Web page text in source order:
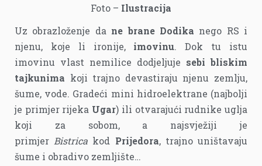
Foto – Ilustracija
Uz obrazloženje da ne brane Dodika nego RS i
njenu, koje li ironije, imovinu. Dok tu istu
imovinu vlast nemilice dodjeljuje sebi bliskim
tajkunima koji trajno devastiraju njenu zemlju,
šume, vode. Gradeći mini hidroelektrane (najbolji
je primjer rijeka Ugar) ili otvarajući rudnike uglja
koji za sobom, a najsvježiji je
primjer Bistrica kod Prijedora, trajno uništavaju
šume i obradivo zemljište…